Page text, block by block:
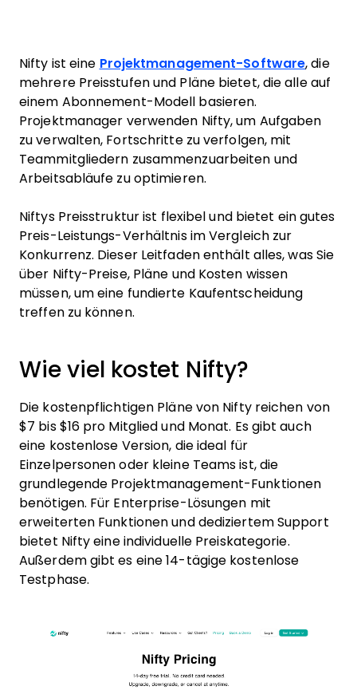
Nifty ist eine Projektmanagement-Software, die
mehrere Preisstufen und Pläne bietet, die alle auf
einem Abonnement-Modell basieren.
Projektmanager verwenden Nifty, um Aufgaben
zu verwalten, Fortschritte zu verfolgen, mit
Teammitgliedern zusammenzuarbeiten und
Arbeitsabläufe zu optimieren.
Niftys Preisstruktur ist flexibel und bietet ein gutes
Preis-Leistungs-Verhältnis im Vergleich zur
Konkurrenz. Dieser Leitfaden enthält alles, was Sie
über Nifty-Preise, Pläne und Kosten wissen
müssen, um eine fundierte Kaufentscheidung
treffen zu können.
Wie viel kostet Nifty?
Die kostenpflichtigen Pläne von Nifty reichen von
$7 bis $16 pro Mitglied und Monat. Es gibt auch
eine kostenlose Version, die ideal für
Einzelpersonen oder kleine Teams ist, die
grundlegende Projektmanagement-Funktionen
benötigen. Für Enterprise-Lösungen mit
erweiterten Funktionen und dediziertem Support
bietet Nifty eine individuelle Preiskategorie.
Außerdem gibt es eine 14-tägige kostenlose
Testphase.